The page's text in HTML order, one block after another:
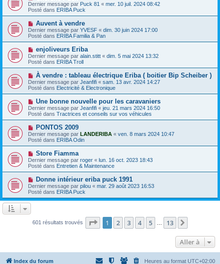
s
a
g
u
m
e
s
s
a
g
o
u
v
a
u
m
e
s
s
a
g
Dernier message par Puck 81 « mer. 10 juil. 2024 08:42
Posté dans ERIBA Puck
N
o
u
v
a
u
m
e
s
s
a
g
e
Auvent à vendre
Dernier message par YVESF « dim. 30 juin 2024 17:00
Posté dans ERIBA Familia & Pan
N
o
u
v
a
u
m
e
s
s
a
g
e
enjoliveurs Eriba
Dernier message par alain.stitt « dim. 5 mai 2024 13:32
Posté dans ERIBA Troll
N
o
u
v
e
a
u
m
e
s
a
g
e
À vendre : tableau électrique Eriba ( boitier Bip Scheiber )
Dernier message par Jeanfifi « sam. 13 avr. 2024 14:27
Posté dans Electricité & Electronique
N
o
u
v
e
a
u
m
e
s
s
a
g
e
Une bonne nouvelle pour les caravaniers
Dernier message par Jeanfifi « jeu. 21 mars 2024 16:50
Posté dans Tractrices et conseils sur vos véhicules
N
o
u
v
e
a
u
m
e
s
a
g
e
PONTOS 2009
Dernier message par LANDERIBA « ven. 8 mars 2024 10:47
Posté dans ERIBA Odin
N
o
u
v
e
a
u
m
e
g
Store Fiamma
Dernier message par roger « lun. 16 oct. 2023 18:43
Posté dans Entretien & Maintenance
N
o
u
v
e
m
e
Donne intérieur eriba puck 1991
Dernier message par pilou « mar. 29 août 2023 16:53
Posté dans ERIBA Puck
601 résultats trouvés Page 1sur13
1 2 3 4 5 13
Aller à
Index du forum Heures au format UTC+02:00